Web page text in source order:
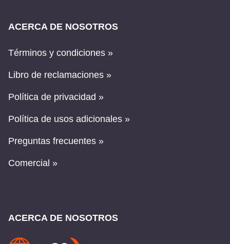
ACERCA DE NOSOTROS
Términos y condiciones »
Libro de reclamaciones »
Política de privacidad »
Política de usos adicionales »
Preguntas frecuentes »
Comercial »
ACERCA DE NOSOTROS